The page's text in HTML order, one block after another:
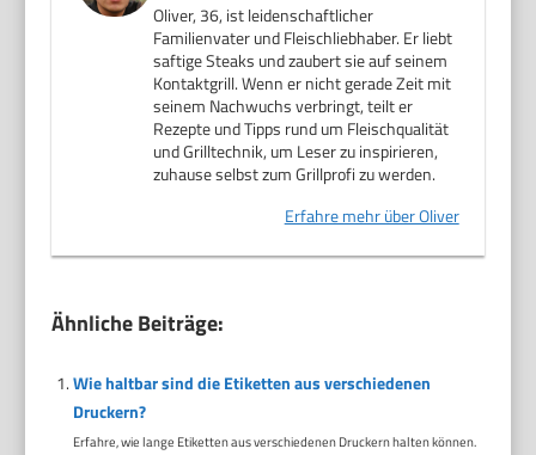
Oliver, 36, ist leidenschaftlicher
Familienvater und Fleischliebhaber. Er liebt
saftige Steaks und zaubert sie auf seinem
Kontaktgrill. Wenn er nicht gerade Zeit mit
seinem Nachwuchs verbringt, teilt er
Rezepte und Tipps rund um Fleischqualität
und Grilltechnik, um Leser zu inspirieren,
zuhause selbst zum Grillprofi zu werden.
Erfahre mehr über Oliver
Ähnliche Beiträge:
Wie haltbar sind die Etiketten aus verschiedenen
Druckern?
Erfahre, wie lange Etiketten aus verschiedenen Druckern halten können.